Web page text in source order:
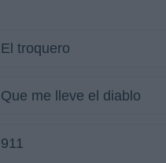
El troquero
Que me lleve el diablo
911